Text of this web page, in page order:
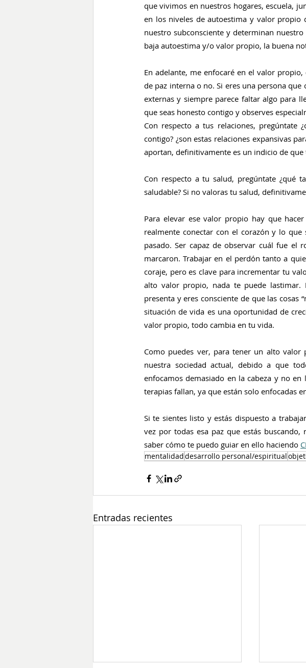
que vivimos en nuestros hogares, escuela,
en los niveles de autoestima y valor propio
nuestro subconsciente y determinan
baja autoestima y/o valor propio, la buena
En adelante, me enfocaré en el valor
de paz interna o no. Si eres una persona
externas y siempre parece faltar algo para
que seas honesto contigo y observes
Con respecto a tus relaciones, pregúntate
contigo? ¿son estas relaciones expansivas
aportan, definitivamente es un indicio de
Con respecto a tu salud, pregúntate ¿qué
saludable? Si no valoras tu salud,
Para elevar ese valor propio hay que
realmente conectar con el corazón y lo
pasado. Ser capaz de observar cuál fue el
marcaron. Trabajar en el perdón tanto a
coraje, pero es clave para incrementar tu
alto valor propio, nada te puede lastimar.
presenta y eres consciente de que las cosas
situación de vida es una oportunidad de
valor propio, todo cambia en tu vida.
Como puedes ver, para tener un alto
nuestra sociedad actual, debido a que
enfocamos demasiado en la cabeza y no
terapias fallan, ya que están solo enfocadas
Si te sientes listo y estás dispuesto a
vez por todas esa paz que estás
saber cómo te puedo guiar en ello haciendo
mentalidaddesarrollo personal/espiritual
Entradas recientes